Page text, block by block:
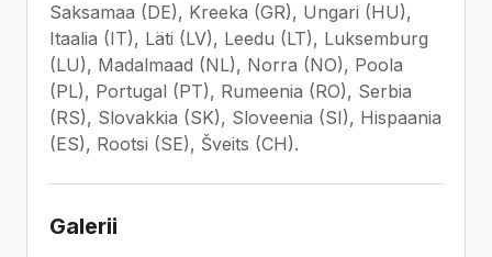
Saksamaa (DE), Kreeka (GR), Ungari (HU),
Itaalia (IT), Läti (LV), Leedu (LT), Luksemburg
(LU), Madalmaad (NL), Norra (NO), Poola
(PL), Portugal (PT), Rumeenia (RO), Serbia
(RS), Slovakkia (SK), Sloveenia (SI), Hispaania
(ES), Rootsi (SE), Šveits (CH).
Galerii